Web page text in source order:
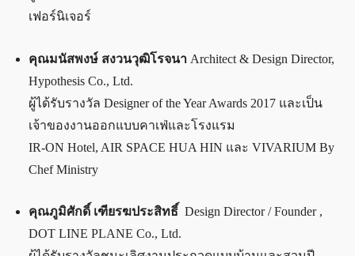
เฟอร์นิเจอร์
คุณมนัสพงษ์ สงวนวุฒิโรจนา Architect & Design Director,
Hypothesis Co., Ltd.
ผู้ได้รับรางวัล Designer of the Year Awards 2017 และเป็น
เจ้าของงานออกแบบคาเฟ่และโรงแรม
IR-ON Hotel, AIR SPACE HUA HIN และ VIVARIUM By
Chef Ministry
คุณภูมิศักดิ์ เฑียรฆประสิทธิ์ Design Director / Founder ,
DOT LINE PLANE Co., Ltd.